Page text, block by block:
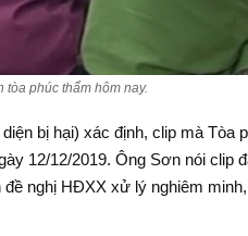
tòa phúc thẩm hôm nay.
bị hại) xác định, clip mà Tòa
12/12/2019. Ông Sơn nói clip
nghị HĐXX xử lý nghiêm